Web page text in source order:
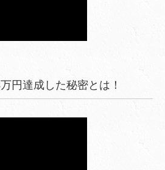
円達成した秘密とは！